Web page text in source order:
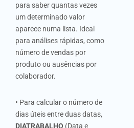
para saber quantas vezes
um determinado valor
aparece numa lista. Ideal
para análises rápidas, como
número de vendas por
produto ou ausências por
colaborador.
• Para calcular o número de
dias úteis entre duas datas,
DIATRABALHO (Data e